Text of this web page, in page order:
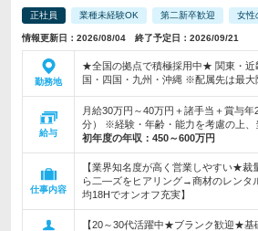
正社員 業種未経験OK 第二新卒歓迎 女性
情報更新日：2026/08/04 終了予定日：2026/09/21
勤務地
★全国の拠点で積極採用中★ 関東・近
国・四国・九州・沖縄 ※配属先は最大
給与
月給30万円～40万円＋諸手当＋賞与年
分） ※経験・年齢・能力を考慮の上、
初年度の年収： 450～600万円
仕事内容
【業界知名度が高く営業しやすい★
ら二―ズをヒアリング→商材のレンタ
均18Hでオンオフ充実】
【20～30代活躍中★ブランク歓迎★